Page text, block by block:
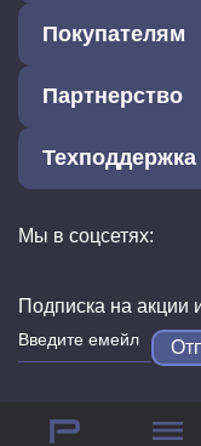
Покупателям
Партнерство
Техподдержка
Мы в соцсетях:
Подписка на акции